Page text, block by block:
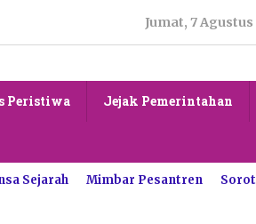
Jumat, 7 Agustus
Peristiwa Jejak Pemerintahan
Sejarah Mimbar Pesantren